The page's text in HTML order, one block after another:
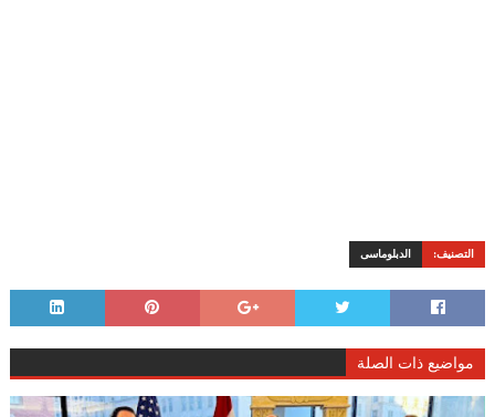
التصنيف: الدبلوماسى
مواضيع ذات الصلة